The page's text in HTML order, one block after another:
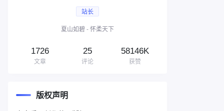
站长
夏山如碧 - 怀柔天下
1726
文章
25
评论
58146K
获赞
版权声明